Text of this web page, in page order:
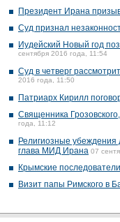
Президент Ирана
Суд признал
Иудейский Новый год
сентября 2016 года, 11:54
Суд в четверг
2016 года, 11:50
Патриарх Кирилл
Священника
года, 11:12
Религиозные
глава МИД Ирана 07
Крымские
Визит папы Римского в